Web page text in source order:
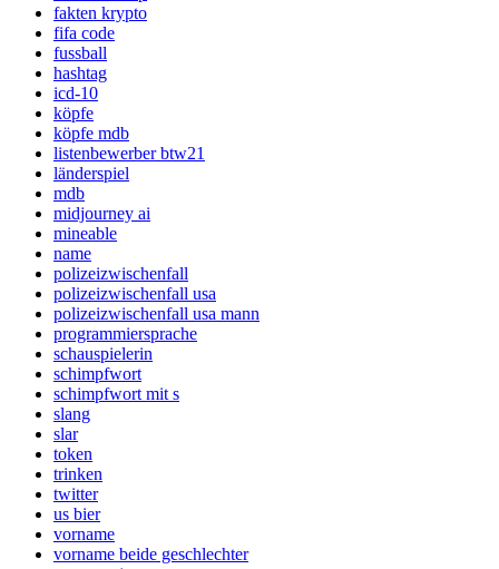
fakten krypto
fifa code
fussball
hashtag
icd-10
köpfe
köpfe mdb
listenbewerber btw21
länderspiel
mdb
midjourney ai
mineable
name
polizeizwischenfall
polizeizwischenfall usa
polizeizwischenfall usa mann
programmiersprache
schauspielerin
schimpfwort
schimpfwort mit s
slang
slar
token
trinken
twitter
us bier
vorname
vorname beide geschlechter